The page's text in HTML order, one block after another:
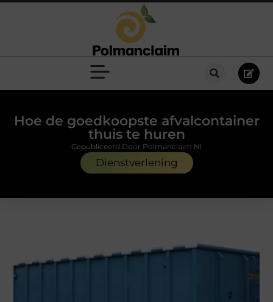
Hoe de goedkoopste afvalcontainer
thuis te huren
Dienstverlening
Gepubliceerd Door Polmanclaim.nl